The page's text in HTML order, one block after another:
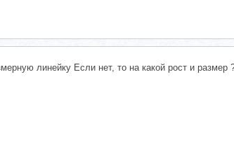
линейку Если нет, то на какой рост и размер